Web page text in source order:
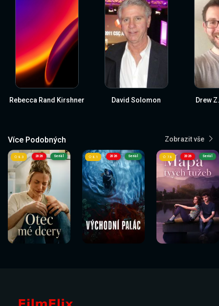
Rebecca Rand Kirshner David Solomon Drew
Více Podobných Zobrazit vše
2026
8.3 Seriál 2026
8.1 Seriál 2026
7.8 Seriál